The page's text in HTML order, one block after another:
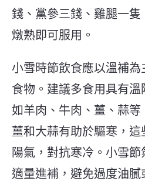
錢、黨參三錢、雞腿一
燉熟即可服用。
小雪時節飲食應以溫補
食物。建議多食用具有溫
如羊肉、牛肉、薑、蒜等
薑和大蒜有助於驅寒，
陽氣，對抗寒冷。小雪節
適量進補，避免過度油